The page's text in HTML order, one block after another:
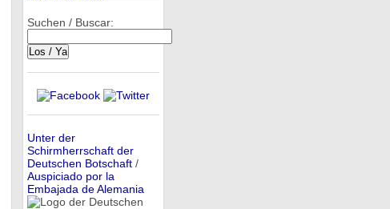
Suchen / Buscar:
Unter der
Schirmherrschaft der
Deutschen Botschaft/
Auspiciado por la
Embajada de Alemania